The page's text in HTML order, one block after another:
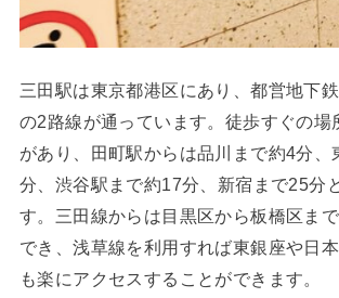
三田駅は東京都港区にあり、都営地下
の2路線が通っています。徒歩すぐの場
があり、田町駅からは品川まで約4分、
分、渋谷駅まで約17分、新宿まで25分
す。三田線からは目黒区から板橋区ま
でき、浅草線を利用すれば東銀座や日
も楽にアクセスすることができます。